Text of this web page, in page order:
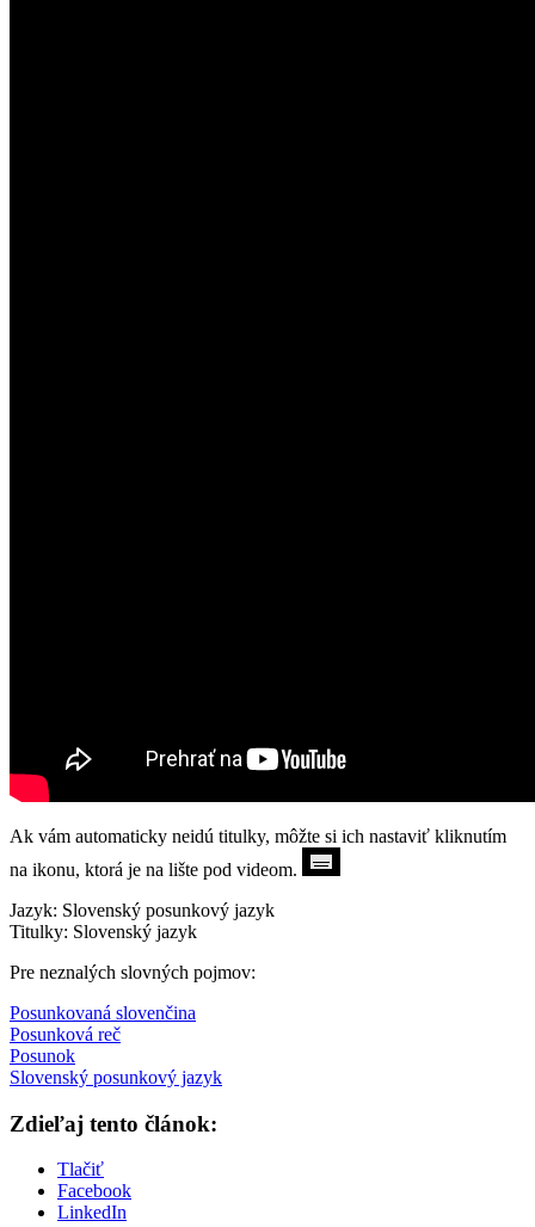
Ak vám automaticky neidú titulky, môžte si ich nastaviť kliknutím
na ikonu, ktorá je na lište pod videom.
Jazyk: Slovenský posunkový jazyk
Titulky: Slovenský jazyk
Pre neznalých slovných pojmov:
Posunkovaná slovenčina
Posunková reč
Posunok
Slovenský posunkový jazyk
Zdieľaj tento článok:
Tlačiť
Facebook
LinkedIn